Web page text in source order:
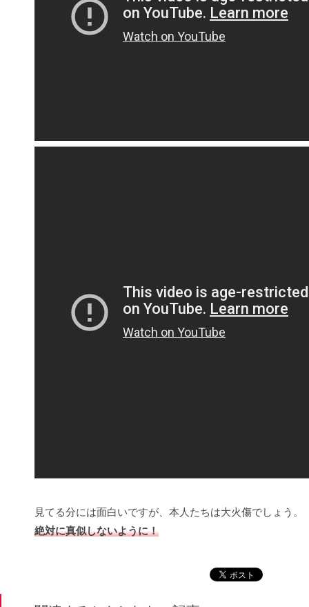
見てる分には面白いですが、本人たちは大火傷でしょう。
絶対に真似しないように！